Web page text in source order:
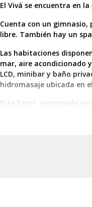
El Vivá se encuentra en
Cuenta con un
libre. También hay un
Las habitaciones
mar, aire acondicionado
LCD, minibar y baño
hidromasaje ubicada en
Este hotel, construido
internacional de